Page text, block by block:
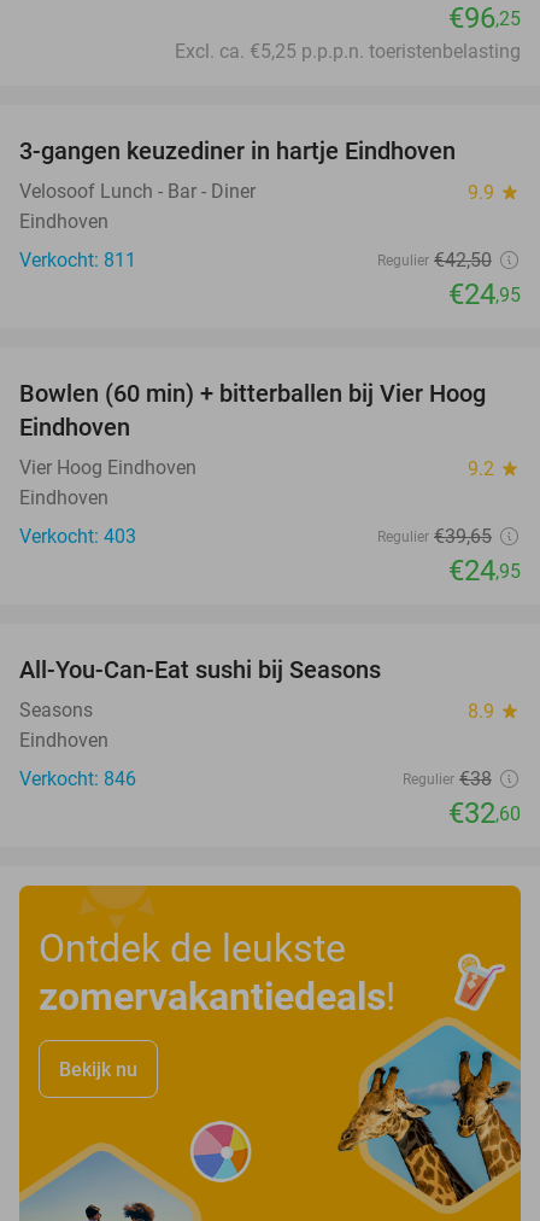
€96,25
Excl. ca. €5,25 p.p.p.n. toeristenbelasting
3-gangen keuzediner in hartje Eindhoven
Velosoof Lunch - Bar - Diner 9.9 star
Eindhoven
Verkocht: 811
Regulier €42,50
€24,95
37%
Bowlen (60 min) + bitterballen bij Vier Hoog
Eindhoven
Vier Hoog Eindhoven 9.2 star
Eindhoven
Verkocht: 403
Regulier €39,65
€24,95
All-You-Can-Eat sushi bij Seasons
Seasons 8.9 star
Eindhoven
Verkocht: 846
Regulier €38
€32,60
Ontdek de leukste
zomervakantiedeals!
Bekijk nu